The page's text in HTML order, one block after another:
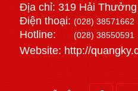
Địa chỉ: 319 Hải
Điện thoại:(028) 38571662
Hotline:(028) 38550591
Website: http://